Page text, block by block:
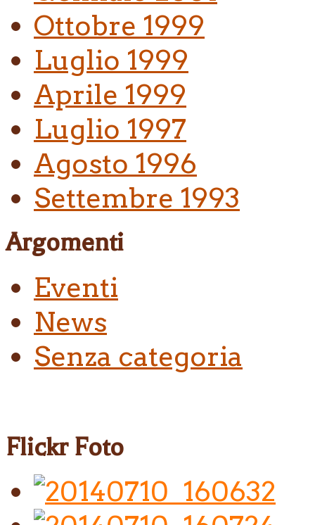
Ottobre 1999
Luglio 1999
Aprile 1999
Luglio 1997
Agosto 1996
Settembre 1993
Argomenti
Eventi
News
Senza categoria
Flickr Foto